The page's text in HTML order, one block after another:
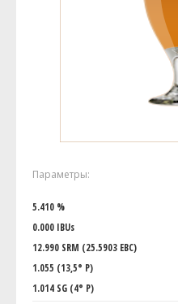
Параметры:
5.410 %
0.000 IBUs
12.990 SRM (25.5903 EBC)
1.055 (13,5° P)
1.014 SG (4° P)